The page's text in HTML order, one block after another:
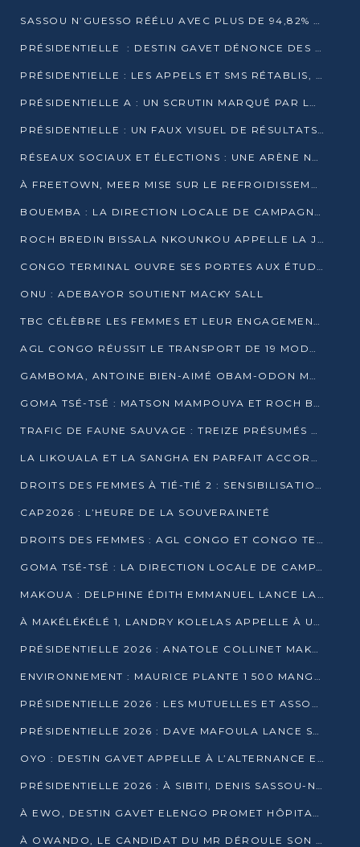
SASSOU N’GUESSO RÉÉLU AVEC PLUS DE 94,82% DES VOIX
PRÉSIDENTIELLE : DESTIN GAVET DÉNONCE DES IRRÉGULARITÉS ET REVENDIQUE LA VICTOIRE
PRÉSIDENTIELLE : LES APPELS ET SMS RÉTABLIS, INTERNET RESTE BLOQUÉ
PRÉSIDENTIELLE A : UN SCRUTIN MARQUÉ PAR LA COUPURE D’INTERNET ET UNE AFFLUENCE TIMIDE À BRAZZAVILLE
PRÉSIDENTIELLE : UN FAUX VISUEL DE RÉSULTATS CIRCULE
RÉSEAUX SOCIAUX ET ÉLECTIONS : UNE ARÈNE NUMÉRIQUE EN PLEINE MUTATION AU CONGO
À FREETOWN, MEER MISE SUR LE REFROIDISSEMENT PASSIF FACE À LA CHALEUR EXTRÊME
BOUEMBA : LA DIRECTION LOCALE DE CAMPAGNE DE DENIS SASSOU N’GUESSO MULTIPLIE LES ACTIVITÉS DE MOBILISATION
ROCH BREDIN BISSALA NKOUNKOU APPELLE LA JEUNESSE DE GOMA TSÉ-TSÉ À UN VOTE MASSIF POUR DENIS SASSOU NGUESSO
CONGO TERMINAL OUVRE SES PORTES AUX ÉTUDIANTS EN TRANSPORT ET LOGISTIQUE
ONU : ADEBAYOR SOUTIENT MACKY SALL
TBC CÉLÈBRE LES FEMMES ET LEUR ENGAGEMENT À L’OCCASION DU 8 MARS
AGL CONGO RÉUSSIT LE TRANSPORT DE 19 MODULES HORS GABARIT ENTRE POINTE-NOIRE ET BRAZZAVILLE
GAMBOMA, ANTOINE BIEN-AIMÉ OBAM-ODON MOBILISE LES 32 148 ÉLECTEURS EN FAVEUR DE DENIS SASSOU NGUESSO
GOMA TSÉ-TSÉ : MATSON MAMPOUYA ET ROCH BREDIN BISSALA NKOUNKOU EN CAMPAGNE DE PROXIMITÉ
TRAFIC DE FAUNE SAUVAGE : TREIZE PRÉSUMÉS TRAFIQUANTS INTERPELLÉS AU CONGO EN 2025
LA LIKOUALA ET LA SANGHA EN PARFAIT ACCORD AVEC LE PROJET DE SOCIÉTÉ DU CANDIDAT DENIS SASSOU-N’GUESSO
DROITS DES FEMMES À TIÉ-TIÉ 2 : SENSIBILISATION ET PÉDAGOGIE SUR LE DROIT DE VOTE
CAP2026 : L’HEURE DE LA SOUVERAINETÉ
DROITS DES FEMMES : AGL CONGO ET CONGO TERMINAL METTENT EN AVANT LE LEADERSHIP FÉMININ
GOMA TSÉ-TSÉ : LA DIRECTION LOCALE DE CAMPAGNE INTENSIFIE LA SENSIBILISATION DANS LES VILLAGES
MAKOUA : DELPHINE ÉDITH EMMANUEL LANCE LA CAMPAGNE POUR DENIS SASSOU-N’GUESSO
À MAKÉLÉKÉLÉ 1, LANDRY KOLELAS APPELLE À UNE MOBILISATION MASSIVE EN FAVEUR DE DENIS SASSOU-N’GUESSO
PRÉSIDENTIELLE 2026 : ANATOLE COLLINET MAKOSSO DÉFEND LE PROJET DE SOCIÉTÉ DE DENIS SASSOU NGUESSO
ENVIRONNEMENT : MAURICE PLANTE 1 500 MANGROVES POUR HONORER WANGARI MAATHAI
PRÉSIDENTIELLE 2026 : LES MUTUELLES ET ASSOCIATIONS S’IMPLIQUENT DANS LA CAMPAGNE ÉLECTORALE À TIÉ-TIÉ 2 (POINTE-NOIRE)
PRÉSIDENTIELLE 2026 : DAVE MAFOULA LANCE SA « VAGUE DU NOUVEAU DÉPART » À IMPFONDO
OYO : DESTIN GAVET APPELLE À L’ALTERNANCE ET À LA RESPONSABILITÉ DE LA JEUNESSE
PRÉSIDENTIELLE 2026 : À SIBITI, DENIS SASSOU-N’GUESSO PARIE SUR LES RESSOURCES DE LA LEKOUMOU
À EWO, DESTIN GAVET ELENGO PROMET HÔPITAL, CHEMIN DE FER ET AUDIT DES FINANCES PUBLIQUES
À OWANDO, LE CANDIDAT DU MR DÉROULE SON PROGRAMME DE “CHANGEMENT”